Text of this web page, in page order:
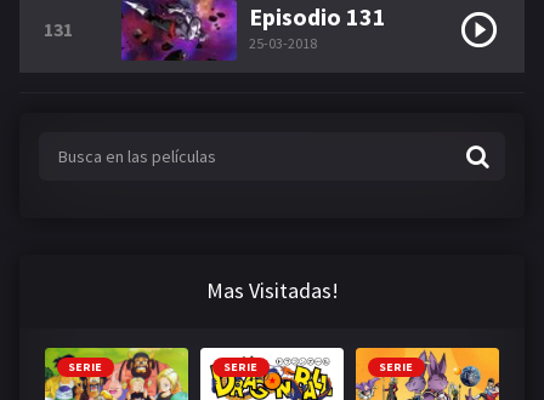
131 Episodio 131
25-03-2018
Mas Visitadas!
SERIE SERIE SERIE